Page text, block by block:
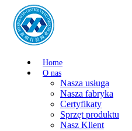
Home
O nas
Nasza usługa
Nasza fabryka
Certyfikaty
Sprzęt produktu
Nasz Klient